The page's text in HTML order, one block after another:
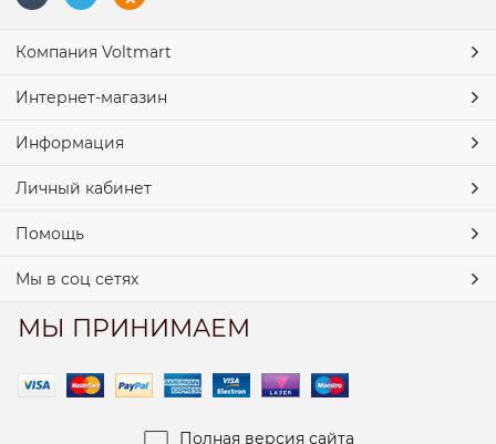
Компания Voltmart
Интернет-магазин
Информация
Личный кабинет
Помощь
Мы в соц сетях
МЫ ПРИНИМАЕМ
Полная версия сайта